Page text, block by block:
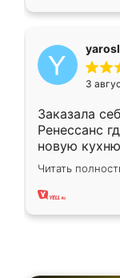
3
Заказала
Ренессанс
новую
вполне
два года,
Читать